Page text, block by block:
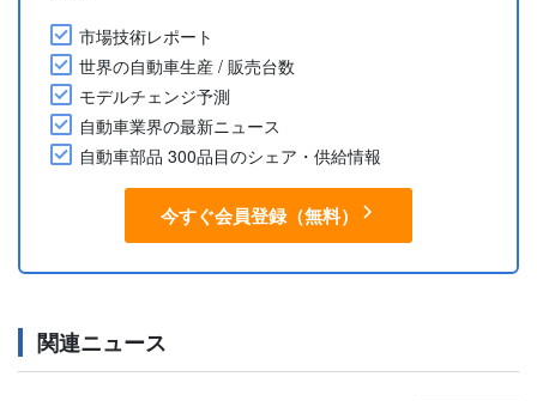
市場技術レポート
世界の自動車生産 / 販売台数
モデルチェンジ予測
自動車業界の最新ニュース
自動車部品 300品目のシェア・供給情報
今すぐ会員登録（無料）
関連ニュース